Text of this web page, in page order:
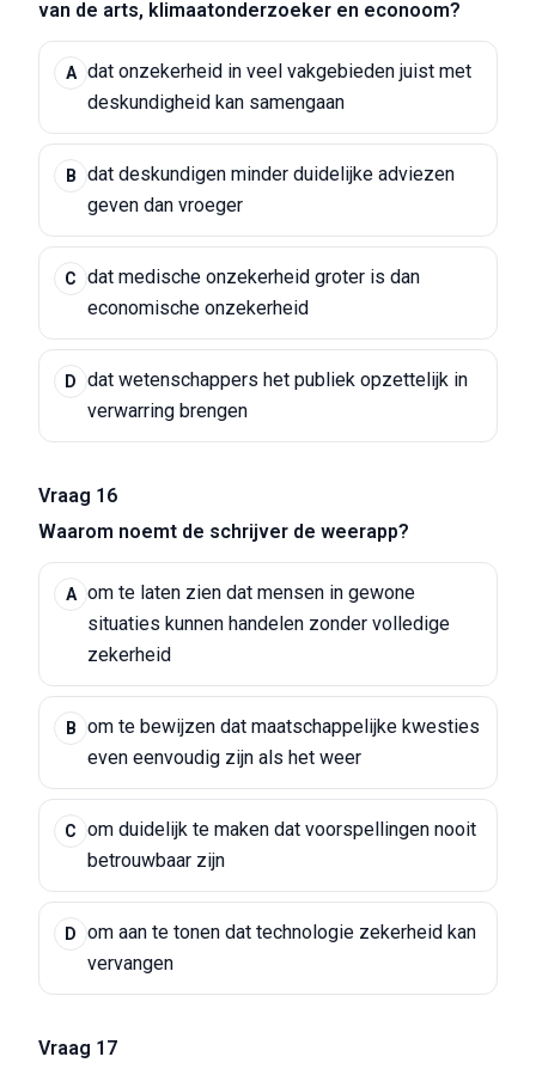
van de arts, klimaatonderzoeker en econoom?
A dat onzekerheid in veel vakgebieden juist met
deskundigheid kan samengaan
B
dat deskundigen minder duidelijke adviezen
geven dan vroeger
C
dat medische onzekerheid groter is dan
economische onzekerheid
D
dat wetenschappers het publiek opzettelijk in
verwarring brengen
Vraag 16
Waarom noemt de schrijver de weerapp?
A om te laten zien dat mensen in gewone
situaties kunnen handelen zonder volledige
zekerheid
B
om te bewijzen dat maatschappelijke kwesties
even eenvoudig zijn als het weer
C
om duidelijk te maken dat voorspellingen nooit
betrouwbaar zijn
D
om aan te tonen dat technologie zekerheid kan
vervangen
Vraag 17